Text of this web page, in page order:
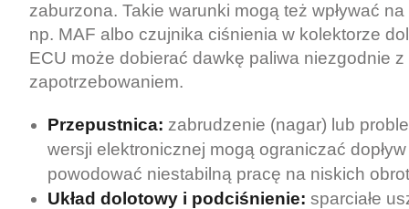
zaburzona. Takie warunki mogą też wpływać
np. MAF albo czujnika ciśnienia w kolektorze
ECU może dobierać dawkę paliwa niezgodnie
zapotrzebowaniem.
Przepustnica: zabrudzenie (nagar) lub
wersji elektronicznej mogą ograniczać
powodować niestabilną pracę na niskich
Układ dolotowy i podciśnienie: sparciałe